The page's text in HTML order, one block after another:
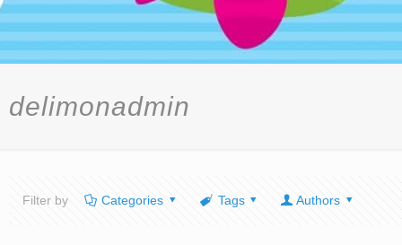
delimonadmin
Filter by Categories Tags Authors